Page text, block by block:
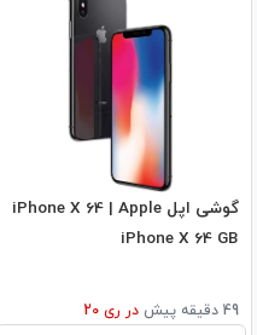
گوشی اپل iPhone X 64 | Apple
iPhone X 64 GB
49 دقیقه پیش در ری 20